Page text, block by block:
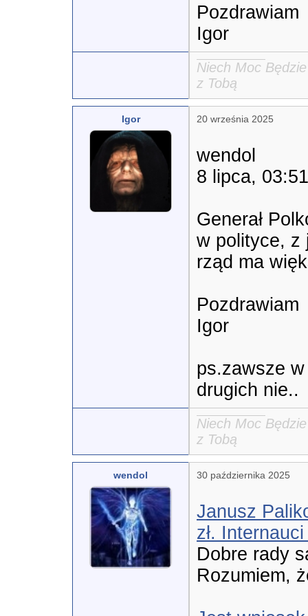
Pozdrawiam
Igor
Niech Moc Będzie
z Tobą
Igor 20 września 2025
wendol
8 lipca, 03:51
Generał
w polityce, z
rząd ma
Pozdrawiam
Igor
ps.zawsze
drugich nie..
Niech Moc Będzie
z Tobą
wendol 30 października 2025
Janusz
zł.
Dobre rady
Rozumiem,